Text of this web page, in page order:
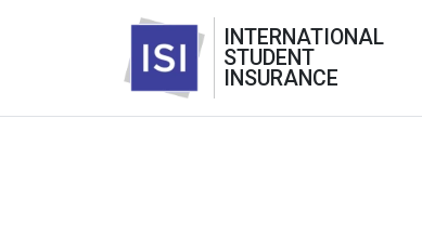
INTERNATIONAL
STUDENT
INSURANCE